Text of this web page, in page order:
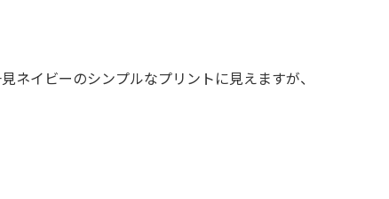
ネイビーのシンプルなプリントに見えますが、